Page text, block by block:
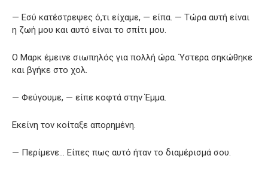
— Εσύ κατέστρεψες ό,τι είχαμε, — είπα. — Τώρα αυτή είναι
η ζωή μου και αυτό είναι το σπίτι μου.
Ο Μαρκ έμεινε σιωπηλός για πολλή ώρα. Ύστερα σηκώθηκε
και βγήκε στο χολ.
— Φεύγουμε, — είπε κοφτά στην Έμμα.
Εκείνη τον κοίταξε απορημένη.
— Περίμενε… Είπες πως αυτό ήταν το διαμέρισμά σου.